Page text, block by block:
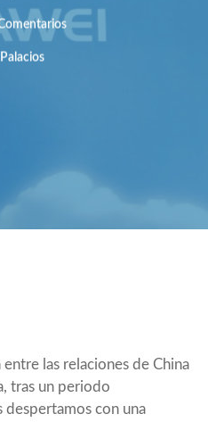
las relaciones de China
tras un periodo
despertamos con una